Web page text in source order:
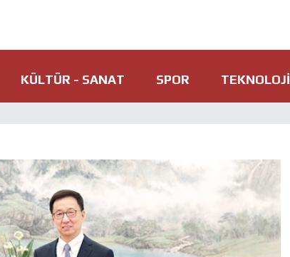
KÜLTÜR - SANAT SPOR TEKNOLOJI